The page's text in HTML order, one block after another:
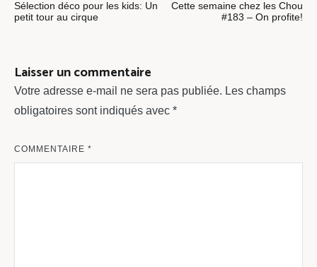
de
Sélection déco pour les kids: Un
petit tour au cirque
Cette semaine chez les Chou
#183 – On profite!
Laisser un commentaire
Votre adresse e-mail ne sera pas publiée. Les champs
obligatoires sont indiqués avec *
COMMENTAIRE *